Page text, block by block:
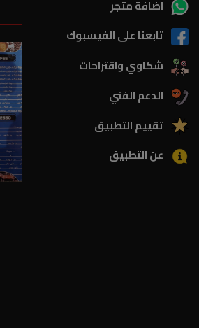
اضافة متجر
تابعنا على الفيسبوك
شكاوي واقتراحات
الدعم الفني
تقييم التطبيق
عن التطبيق